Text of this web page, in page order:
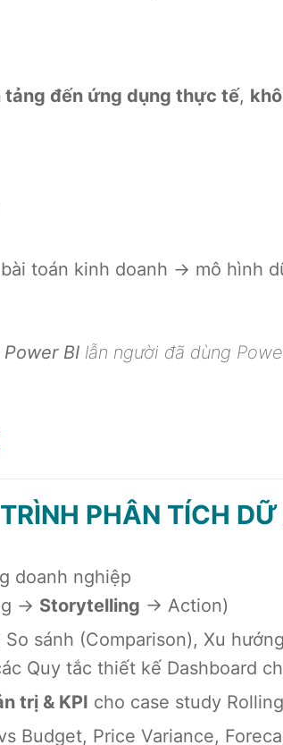
tảng đến ứng dụng thực tế,
toán kinh doanh → mô hình
BI lẫn người đã dùng
PHÂN TÍCH DỮ
doanh nghiệp
→ Storytelling → Action)
sánh (Comparison), Xu
Quy tắc thiết kế Dashboard
trị & KPI cho case study
Budget, Price Variance,